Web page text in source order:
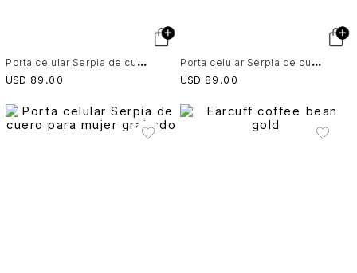
P
orta celular Serpia de cuero para mujer grabado
USD 89 .00
P
orta celular Serpia de cuero para mujer grabado
USD 89 .00